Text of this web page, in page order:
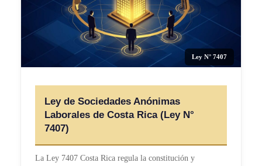
Ley N° 7407
Ley de Sociedades Anónimas
Laborales de Costa Rica (Ley N°
7407)
La Ley 7407 Costa Rica regula la constitución y